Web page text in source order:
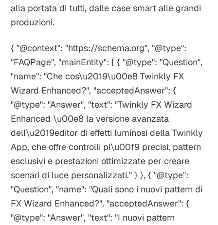
alla portata di tutti, dalle case smart alle grandi
produzioni.
{ "@context": "https://schema.org", "@type":
"FAQPage", "mainEntity": [ { "@type": "Question",
"name": "Che cos\u2019\u00e8 Twinkly FX
Wizard Enhanced?", "acceptedAnswer": {
"@type": "Answer", "text": "Twinkly FX Wizard
Enhanced \u00e8 la versione avanzata
dell\u2019editor di effetti luminosi della Twinkly
App, che offre controlli pi\u00f9 precisi, pattern
esclusivi e prestazioni ottimizzate per creare
scenari di luce personalizzati." } }, { "@type":
"Question", "name": "Quali sono i nuovi pattern di
FX Wizard Enhanced?", "acceptedAnswer": {
"@type": "Answer", "text": "I nuovi pattern